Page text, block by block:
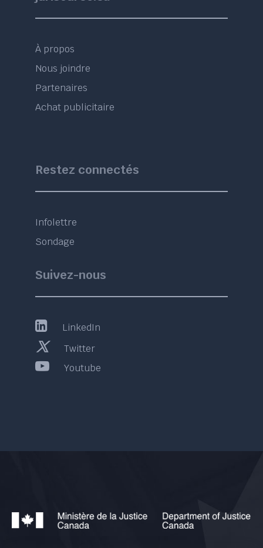
À propos
Nous joindre
Partenaires
Achat publicitaire
Restez connectés
Infolettre
Sondage
Suivez-nous
LinkedIn
Twitter
Youtube